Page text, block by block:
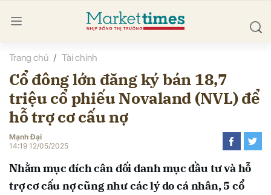
Trang chủ Tài chính
Cổ đông lớn đăng ký bán 18,7
triệu cổ phiếu Novaland (NVL) để
hỗ trợ cơ cấu nợ
Mạnh Đại
14:19 12/05/2025
Nhằm mục đích cân đối danh mục đầu tư và hỗ
trợ cơ cấu nợ cũng như các lý do cá nhân, 5 cổ
luận
Hủy